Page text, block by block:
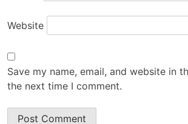
Website
Save my name, email, and website in
the next time I comment.